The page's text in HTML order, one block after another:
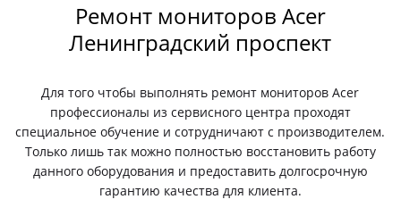
Ремонт мониторов Acer
Ленинградский проспект
Для того чтобы выполнять ремонт мониторов Acer
профессионалы из сервисного центра проходят
специальное обучение и сотрудничают с производителем.
Только лишь так можно полностью восстановить работу
данного оборудования и предоставить долгосрочную
гарантию качества для клиента.